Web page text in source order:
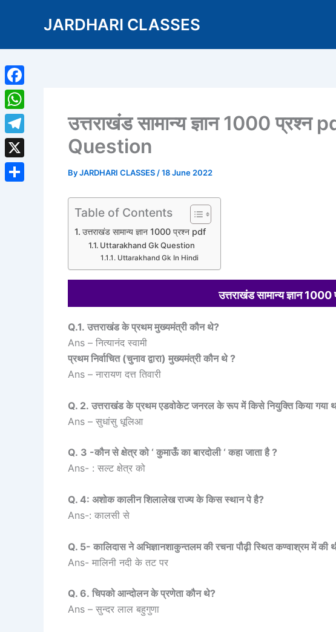
JARDHARI CLASSES
उत्तराखंड सामान्य ज्ञान 1000
Question
ByJARDHARI CLASSES /18 June 2022
Table of Contents
उत्तराखंड सामान्य ज्ञान 1000 प्रश्न pdf
Uttarakhand Gk Question
Uttarakhand Gk In Hindi
उत्तराखंड सामान्य ज्ञान
Q.1. उत्तराखंड के प्रथम मुख्यमंत्री कौन थे?
Ans – नित्यानंद स्वामी
प्रथम निर्वाचित (चुनाव द्वारा) मुख्यमंत्री कौन थे ?
Ans – नारायण दत्त तिवारी
Q. 2. उत्तराखंड के प्रथम एडवोकेट जनरल के रूप में किसे नियुक्ति किया गया
Ans – सुधांसु धूलिआ
Q. 3 -कौन से क्षेत्र को ‘ कुमाऊँ का बारदोली ‘ कहा जाता है ?
Ans- : सल्ट क्षेत्र को
Q. 4: अशोक कालीन शिलालेख राज्य के किस स्थान पे है?
Ans-: कालसी से
Q. 5- कालिदास ने अभिज्ञानशाकुन्तलम की रचना पौढ़ी स्थित कण्वाश्रम में
Ans- मालिनी नदी के तट पर
Q. 6. चिपको आन्दोलन के प्रणेता कौन थे?
Ans – सुन्दर लाल बहुगुणा
Facebook
WhatsApp
Telegram
X